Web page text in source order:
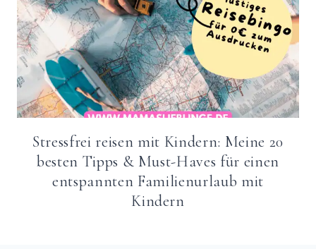
Stressfrei reisen mit Kindern: Meine 20
besten Tipps & Must-Haves für einen
entspannten Familienurlaub mit
Kindern